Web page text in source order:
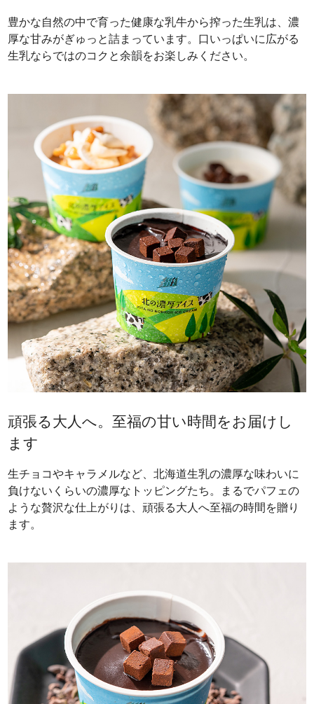
豊かな自然の中で育った健康な乳牛から搾った生乳は、濃
厚な甘みがぎゅっと詰まっています。口いっぱいに広がる
生乳ならではのコクと余韻をお楽しみください。
頑張る大人へ。至福の甘い時間をお届けし
ます
生チョコやキャラメルなど、北海道生乳の濃厚な味わいに
負けないくらいの濃厚なトッピングたち。まるでパフェの
ような贅沢な仕上がりは、頑張る大人へ至福の時間を贈り
ます。